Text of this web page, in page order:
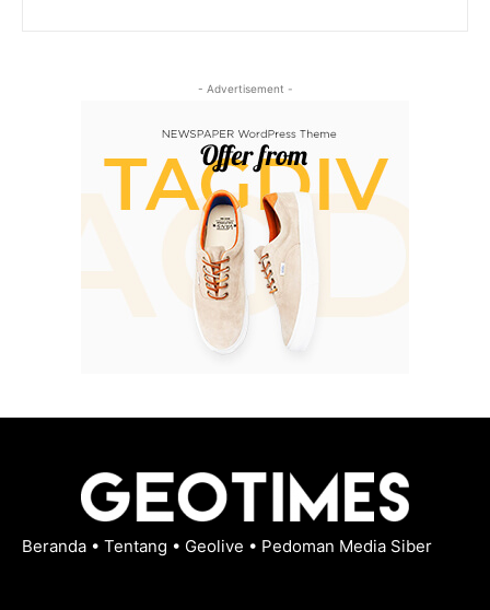
- Advertisement -
Beranda • Tentang • Geolive • Pedoman Media Siber